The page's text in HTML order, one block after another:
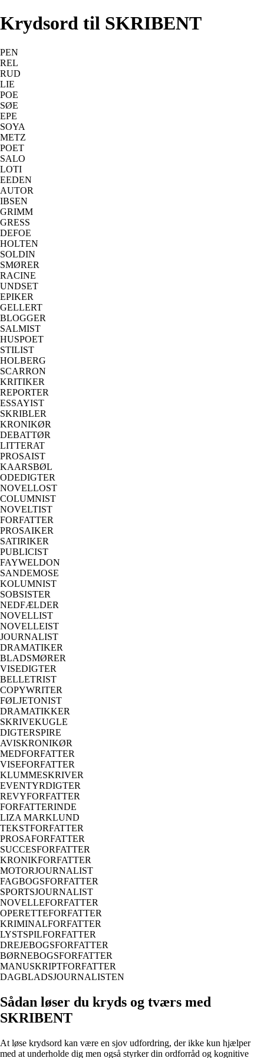
Krydsord til SKRIBENT
PEN
REL
RUD
LIE
POE
SØE
EPE
SOYA
METZ
POET
SALO
LOTI
EEDEN
AUTOR
IBSEN
GRIMM
GRESS
DEFOE
HOLTEN
SOLDIN
SMØRER
RACINE
UNDSET
EPIKER
GELLERT
BLOGGER
SALMIST
HUSPOET
STILIST
HOLBERG
SCARRON
KRITIKER
REPORTER
ESSAYIST
SKRIBLER
KRONIKØR
DEBATTØR
LITTERAT
PROSAIST
KAARSBØL
ODEDIGTER
NOVELLOST
COLUMNIST
NOVELTIST
FORFATTER
PROSAIKER
SATIRIKER
PUBLICIST
FAYWELDON
SANDEMOSE
KOLUMNIST
SOBSISTER
NEDFÆLDER
NOVELLIST
NOVELLEIST
JOURNALIST
DRAMATIKER
BLADSMØRER
VISEDIGTER
BELLETRIST
COPYWRITER
FØLJETONIST
DRAMATIKKER
SKRIVEKUGLE
DIGTERSPIRE
AVISKRONIKØR
MEDFORFATTER
VISEFORFATTER
KLUMMESKRIVER
EVENTYRDIGTER
REVYFORFATTER
FORFATTERINDE
LIZA MARKLUND
TEKSTFORFATTER
PROSAFORFATTER
SUCCESFORFATTER
KRONIKFORFATTER
MOTORJOURNALIST
FAGBOGSFORFATTER
SPORTSJOURNALIST
NOVELLEFORFATTER
OPERETTEFORFATTER
KRIMINALFORFATTER
LYSTSPILFORFATTER
DREJEBOGSFORFATTER
BØRNEBOGSFORFATTER
MANUSKRIPTFORFATTER
DAGBLADSJOURNALISTEN
Sådan løser du kryds og tværs med
SKRIBENT
At løse krydsord kan være en sjov udfordring, der ikke kun hjælper
med at underholde dig men også styrker din ordforråd og kognitive